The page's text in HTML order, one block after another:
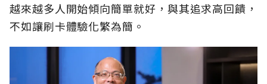
越來越多人開始傾向簡單就好，與其追求高回饋，
不如讓刷卡體驗化繁為簡。